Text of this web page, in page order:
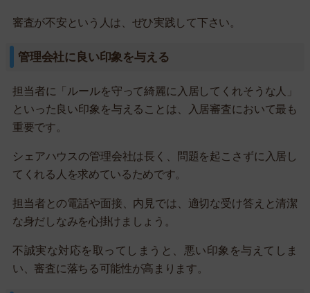
審査が不安という人は、ぜひ実践して下さい。
管理会社に良い印象を与える
担当者に「ルールを守って綺麗に入居してくれそうな人」
といった良い印象を与えることは、入居審査において最も
重要です。
シェアハウスの管理会社は長く、問題を起こさずに入居し
てくれる人を求めているためです。
担当者との電話や面接、内見では、適切な受け答えと清潔
な身だしなみを心掛けましょう。
不誠実な対応を取ってしまうと、悪い印象を与えてしま
い、審査に落ちる可能性が高まります。